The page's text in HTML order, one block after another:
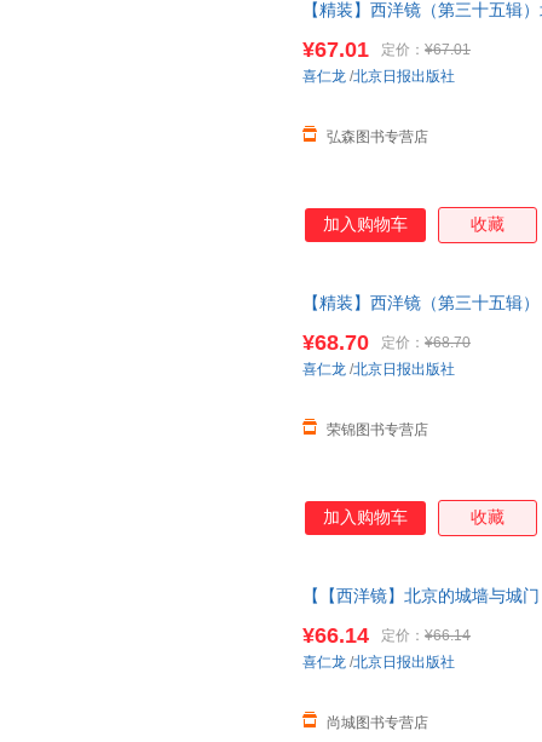
【精装】西洋镜（第三十五辑
¥67.01 定价： ¥67.01
弘森图书专营店
喜仁龙 /北京日报出版社
加入购物车 收藏
【精装】西洋镜（第三十五辑
十正版图书 请放心下单，本店
¥68.70 定价： ¥68.70
荣锦图书专营店
喜仁龙 /北京日报出版社
加入购物车 收藏
【【西洋镜】北京的城墙与城
系在线当当客服
¥66.14 定价： ¥66.14
尚城图书专营店
喜仁龙 /北京日报出版社